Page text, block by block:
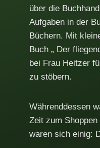
über die
Aufgaben in der
Büchern. Mit
Buch „ Der
bei Frau Heitzer
zu stöbern.
Währenddessen
Zeit zum
waren sich einig: